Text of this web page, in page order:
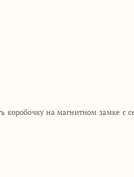
на магнитном замке с